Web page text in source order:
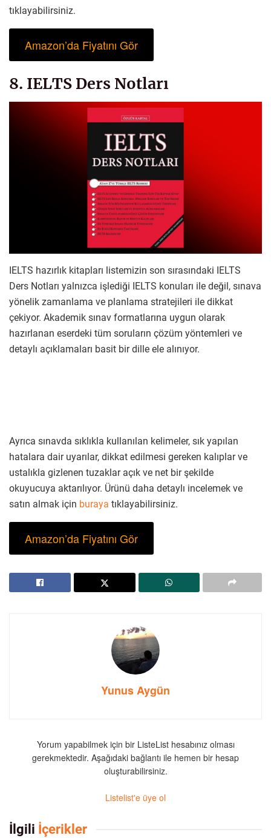
tıklayabilirsiniz.
Amazon’da Fiyatını Gör
8. IELTS Ders Notları
IELTS hazırlık kitapları listemizin son sırasındaki IELTS
Ders Notları yalnızca işlediği IELTS konuları ile değil, sınava
yönelik zamanlama ve planlama stratejileri ile dikkat
çekiyor. Akademik sınav formatlarına uygun olarak
hazırlanan eserdeki tüm soruların çözüm yöntemleri ve
detaylı açıklamaları basit bir dille ele alınıyor.
Ayrıca sınavda sıklıkla kullanılan kelimeler, sık yapılan
hatalara dair uyarılar, dikkat edilmesi gereken kalıplar ve
ustalıkla gizlenen tuzaklar açık ve net bir şekilde
okuyucuya aktarılıyor. Ürünü daha detaylı incelemek ve
satın almak için buraya tıklayabilirsiniz.
Amazon’da Fiyatını Gör
Yunus Aygün
Yorum yapabilmek için bir ListeList hesabınız olması
gerekmektedir. Aşağıdaki bağlantı ile hemen bir hesap
oluşturabilirsiniz.
Listelist'e üye ol
İlgili İçerikler